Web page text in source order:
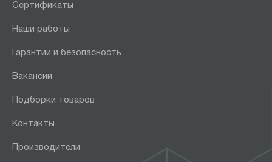
Сертификаты
Наши работы
Гарантии и безопасность
Вакансии
Подборки товаров
Контакты
Производители